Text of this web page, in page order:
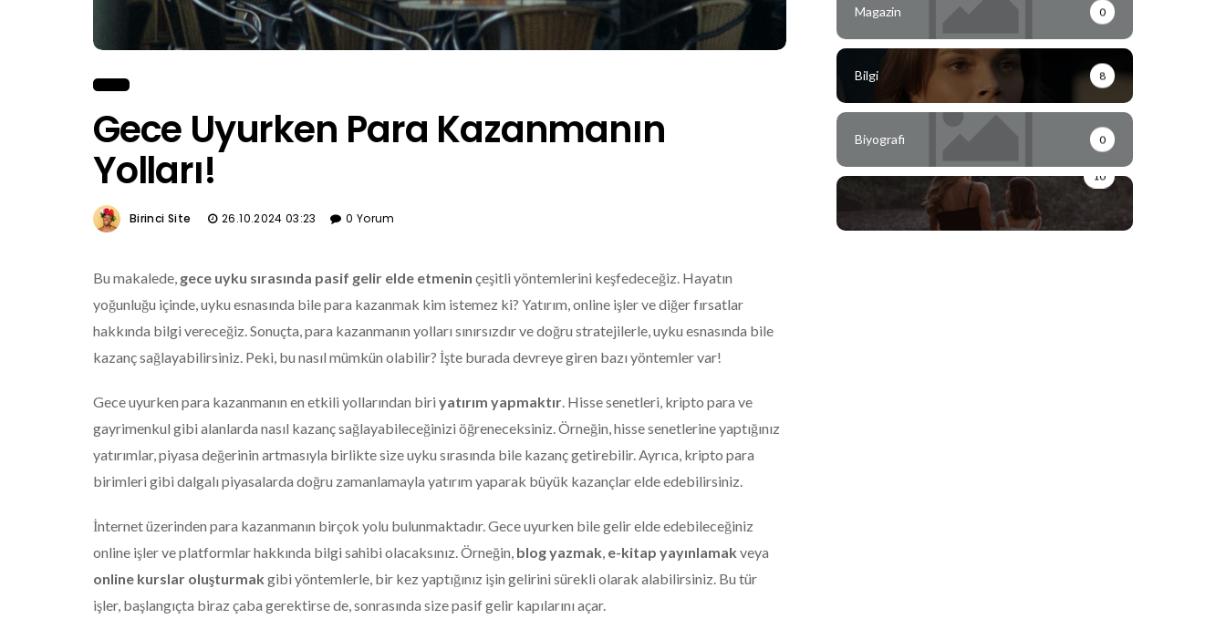
Gece Uyurken Para Kazanmanın
Yolları!
Birinci Site 26.10.2024 03:23 0 Yorum
Bu makalede, gece uyku sırasında pasif gelir elde etmenin çeşitli yöntemlerini keşfedeceğiz. Hayatın
yoğunluğu içinde, uyku esnasında bile para kazanmak kim istemez ki? Yatırım, online işler ve diğer fırsatlar
hakkında bilgi vereceğiz. Sonuçta, para kazanmanın yolları sınırsızdır ve doğru stratejilerle, uyku esnasında bile
kazanç sağlayabilirsiniz. Peki, bu nasıl mümkün olabilir? İşte burada devreye giren bazı yöntemler var!
Gece uyurken para kazanmanın en etkili yollarından biri yatırım yapmaktır. Hisse senetleri, kripto para ve
gayrimenkul gibi alanlarda nasıl kazanç sağlayabileceğinizi öğreneceksiniz. Örneğin, hisse senetlerine yaptığınız
yatırımlar, piyasa değerinin artmasıyla birlikte size uyku sırasında bile kazanç getirebilir. Ayrıca, kripto para
birimleri gibi dalgalı piyasalarda doğru zamanlamayla yatırım yaparak büyük kazançlar elde edebilirsiniz.
İnternet üzerinden para kazanmanın birçok yolu bulunmaktadır. Gece uyurken bile gelir elde edebileceğiniz
online işler ve platformlar hakkında bilgi sahibi olacaksınız. Örneğin, blog yazmak, e-kitap yayınlamak veya
online kurslar oluşturmak gibi yöntemlerle, bir kez yaptığınız işin gelirini sürekli olarak alabilirsiniz. Bu tür
işler, başlangıçta biraz çaba gerektirse de, sonrasında size pasif gelir kapılarını açar.
Magazin 0
Bilgi 8
Biyografi 0
10